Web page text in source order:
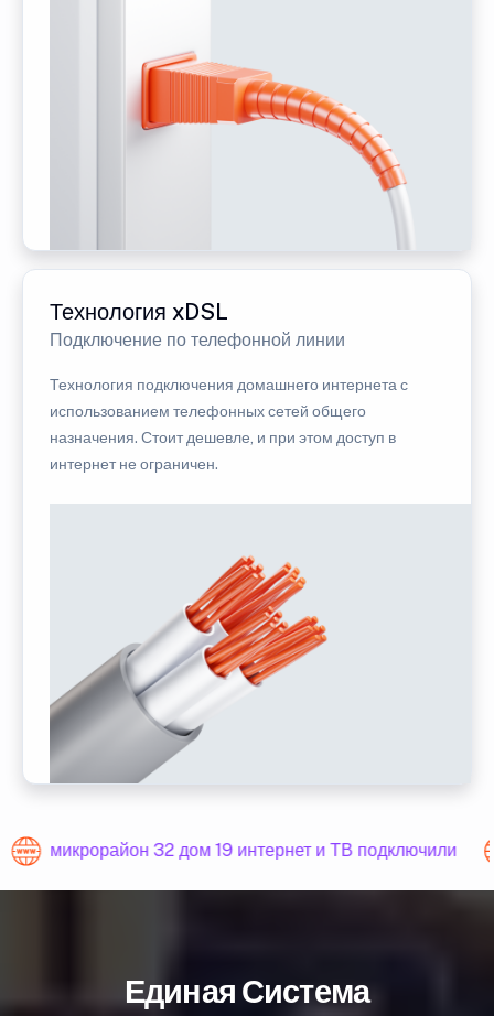
Технология xDSL
Подключение по телефонной линии
Технология подключения домашнего интернета с
использованием телефонных сетей общего
назначения. Стоит дешевле, и при этом доступ в
интернет не ограничен.
микрорайон 32 дом 19 интернет и ТВ подключили
Единая Система